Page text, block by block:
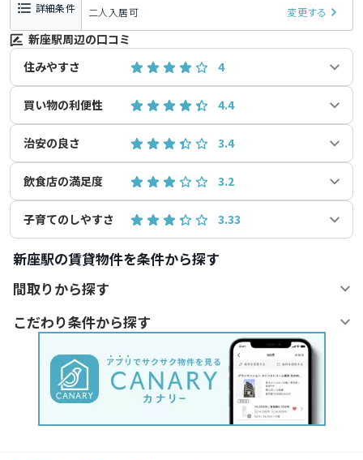
詳細条件 二人入居可 変更する
新座駅周辺の口コミ
住みやすさ
4
買い物の利便性 4.4
治安の良さ 3.4
飲食店の満足度 3.2
子育てのしやすさ 3.33
新座駅の賃貸物件を条件から探す
間取りから探す
こだわり条件から探す